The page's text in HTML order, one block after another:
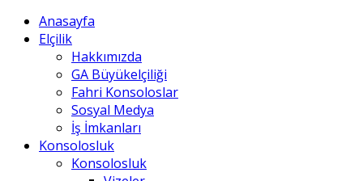
Anasayfa
Elçilik
Hakkımızda
GA Büyükelçiliği
Fahri Konsoloslar
Sosyal Medya
İş İmkanları
Konsolosluk
Konsolosluk